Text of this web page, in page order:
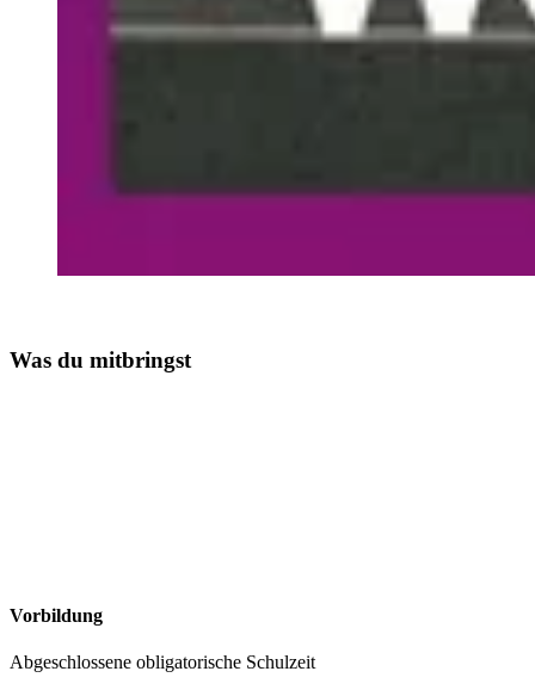
Was du mitbringst
Vorbildung
Abgeschlossene obligatorische Schulzeit